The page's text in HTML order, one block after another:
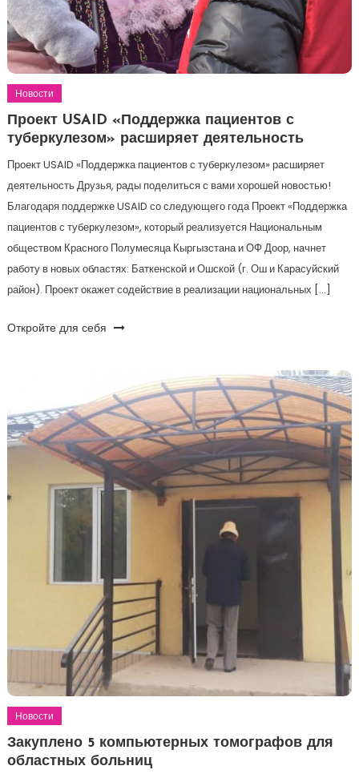
Новости
Проект USAID «Поддержка пациентов с
туберкулезом» расширяет деятельность
Проект USAID «Поддержка пациентов с туберкулезом» расширяет
деятельность Друзья, рады поделиться с вами хорошей новостью!
Благодаря поддержке USAID со следующего года Проект «Поддержка
пациентов с туберкулезом», который реализуется Национальным
обществом Красного Полумесяца Кыргызстана и ОФ Доор, начнет
работу в новых областях: Баткенской и Ошской (г. Ош и Карасуйский
район). Проект окажет содействие в реализации национальных […]
Откройте для себя
Новости
Закуплено 5 компьютерных томографов для
областных больниц